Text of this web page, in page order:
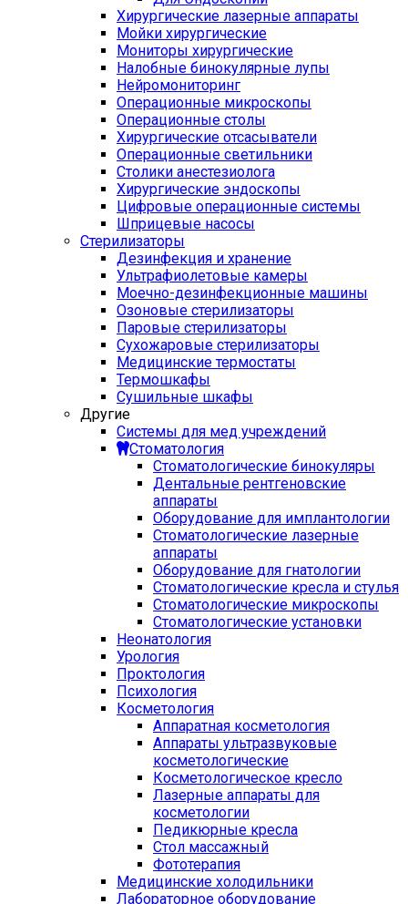
Хирургические лазерные аппараты
Мойки хирургические
Мониторы хирургические
Налобные бинокулярные лупы
Нейромониторинг
Операционные микроскопы
Операционные столы
Хирургические отсасыватели
Операционные светильники
Столики анестезиолога
Хирургические эндоскопы
Цифровые операционные системы
Шприцевые насосы
Стерилизаторы
Дезинфекция и хранение
Ультрафиолетовые камеры
Моечно-дезинфекционные машины
Озоновые стерилизаторы
Паровые стерилизаторы
Сухожаровые стерилизаторы
Медицинские термостаты
Термошкафы
Сушильные шкафы
Другие
Системы для мед учреждений
Стоматология
Стоматологические бинокуляры
Дентальные рентгеновские
аппараты
Оборудование для имплантологии
Стоматологические лазерные
аппараты
Оборудование для гнатологии
Стоматологические кресла и стулья
Стоматологические микроскопы
Стоматологические установки
Неонатология
Урология
Проктология
Психология
Косметология
Аппаратная косметология
Аппараты ультразвуковые
косметологические
Косметологическое кресло
Лазерные аппараты для
косметологии
Педикюрные кресла
Стол массажный
Фототерапия
Медицинские холодильники
Лабораторное оборудование